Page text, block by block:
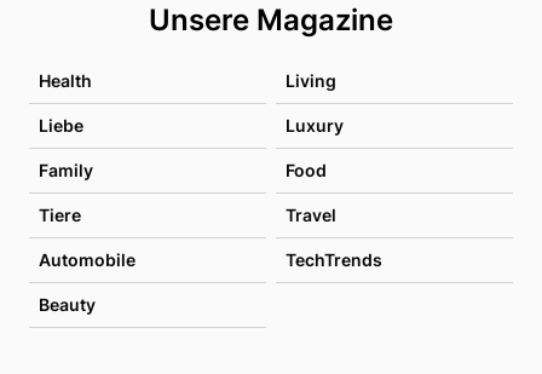
Unsere Magazine
Health Living
Liebe Luxury
Family Food
Tiere Travel
Automobile TechTrends
Beauty